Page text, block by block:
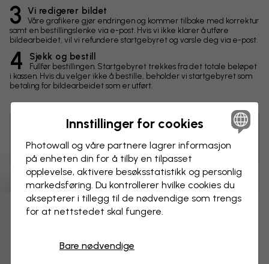
3 Vi redigerer bildet
Våre grafikere gjør endringen og kommer tilbake med korrektur
samt en bestillingslenke via e-post. Hvis vi ikke klarer å utføre
bildearbeidet, vil vi refundere startgebyret og varsle deg via e-post.
4 Sjekk og bestill
Fullfør bestillingen. Startgebyret trekkes fra det totale beløpet
i kassen. Hvis du velger ikke å bestille, beholder vi startgebyret som
betaling for bildearbeidet som er utført.
Endringer
Mål
Tips! Du kan klikke på bildet for å lage en markering og
skrive en kommentar.
Innstillinger for cookies
Photowall og våre partnere lagrer informasjon
på enheten din for å tilby en tilpasset
opplevelse, aktivere besøks­statistikk og personlig
markedsføring. Du kontrollerer hvilke cookies du
aksepterer i tillegg til de nødvendige som trengs
for at nettstedet skal fungere.
Bare nødvendige